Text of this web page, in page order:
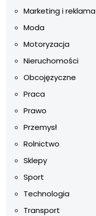
Marketing i reklama
Moda
Motoryzacja
Nieruchomości
Obcojęzyczne
Praca
Prawo
Przemysł
Rolnictwo
Sklepy
Sport
Technologia
Transport